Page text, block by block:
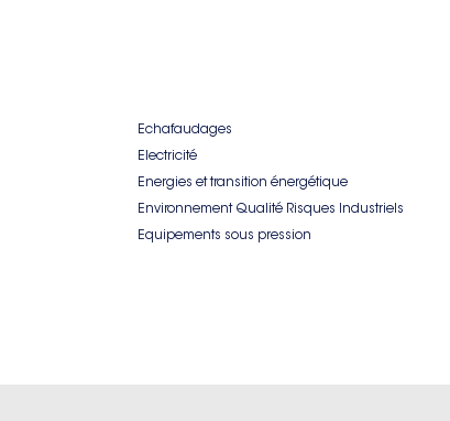
Echafaudages
Electricité
Energies et transition énergétique
Environnement Qualité Risques Industriels
Equipements sous pression